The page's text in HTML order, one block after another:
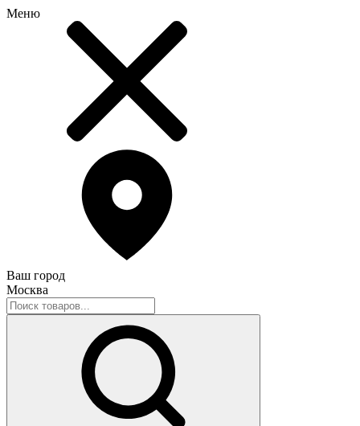
Меню
Ваш город
Москва